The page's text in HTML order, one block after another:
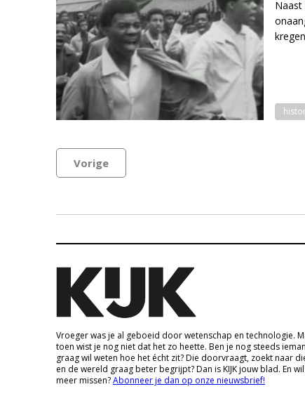
Naast
Vorige
Vroeger was je al geboeid door wetenschap en technologie.
toen wist je nog niet dat het zo heette. Ben je nog steeds
graag wil weten hoe het écht zit? Die doorvraagt, zoekt naar
en de wereld graag beter begrijpt? Dan is KIJK jouw blad. En
meer missen?Abonneer je dan op onze nieuwsbrief!